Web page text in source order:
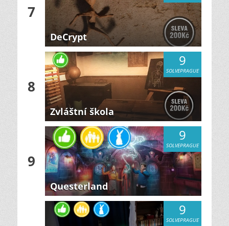
7
DeCrypt
8
9
SOLVEPRAGUE
Zvláštní škola
9
9
SOLVEPRAGUE
Questerland
9
SOLVEPRAGUE